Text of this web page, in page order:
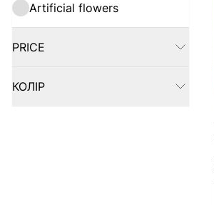
Artificial flowers
PRICE
FILTER
КОЛІР
FILTER